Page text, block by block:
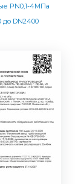
PN0,1-4МПа
до DN2400